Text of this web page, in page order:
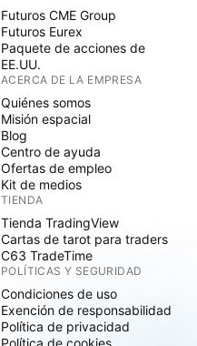
Futuros CME Group
Futuros Eurex
Paquete de acciones de
EE.UU.
ACERCA DE LA EMPRESA
Quiénes somos
Misión espacial
Blog
Centro de ayuda
Ofertas de empleo
Kit de medios
TIENDA
Tienda TradingView
Cartas de tarot para traders
C63 TradeTime
POLÍTICAS Y SEGURIDAD
Condiciones de uso
Exención de responsabilidad
Política de privacidad
Política de cookies